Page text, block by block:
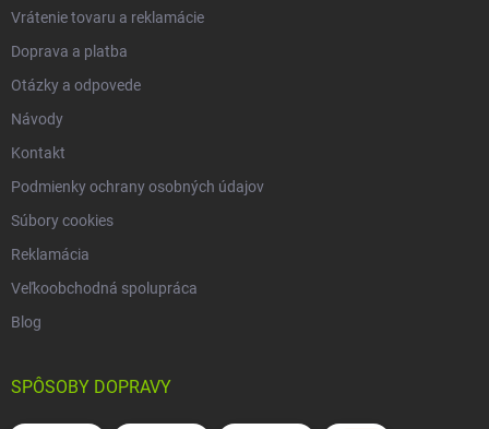
Vrátenie tovaru a reklamácie
Doprava a platba
Otázky a odpovede
Návody
Kontakt
Podmienky ochrany osobných údajov
Súbory cookies
Reklamácia
Veľkoobchodná spolupráca
Blog
SPÔSOBY DOPRAVY